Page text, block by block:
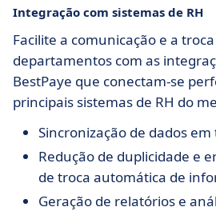
Integração com sistemas de RH
Facilite a comunicação e a
departamentos com as
BestPaye que conectam-se
principais sistemas de RH do
Sincronização de dados
Redução de duplicidade e
de troca automática de
Geração de relatórios e